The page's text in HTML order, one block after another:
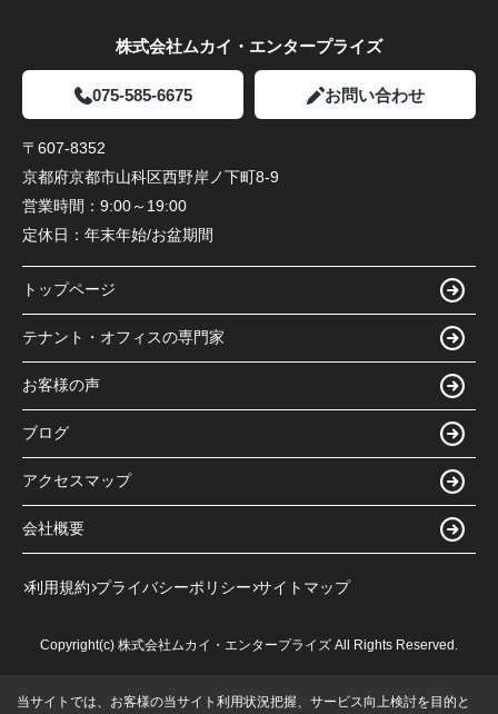
株式会社ムカイ・エンタープライズ
075-585-6675 お問い合わせ
〒607-8352
京都府京都市山科区西野岸ノ下町8-9
営業時間： 9:00～19:00
定休日： 年末年始/お盆期間
トップページ
テナント・オフィスの専門家
お客様の声
ブログ
アクセスマップ
会社概要
利用規約 プライバシーポリシー サイトマップ
Copyright(c) 株式会社ムカイ・エンタープライズ All Rights Reserved.
当サイトでは、お客様の当サイト利用状況把握、サービス向上検討を目的と